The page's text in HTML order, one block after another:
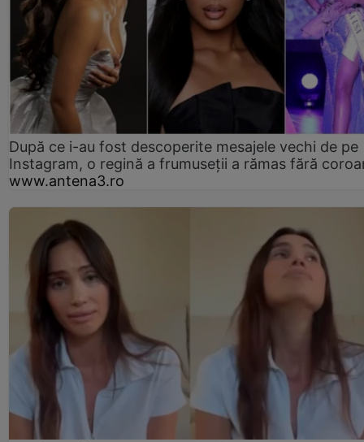
După ce i-au fost descoperite mesajele vechi de pe
Instagram, o regină a frumuseții a rămas fără
www.antena3.ro